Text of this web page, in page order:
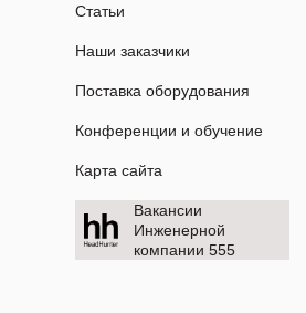
Статьи
Наши заказчики
Поставка оборудования
Конференции и обучение
Карта сайта
Вакансии
Инженерной
компании 555